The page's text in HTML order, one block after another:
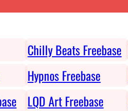
Chilly Beats Freebase
Hypnos Freebase
LQD Art Freebase